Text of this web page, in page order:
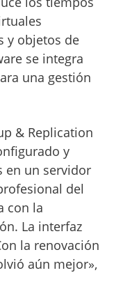
y objetos de
se integra
una gestión
& Replication
y
en un servidor
del
con la
La interfaz
la renovación
aún mejor»,